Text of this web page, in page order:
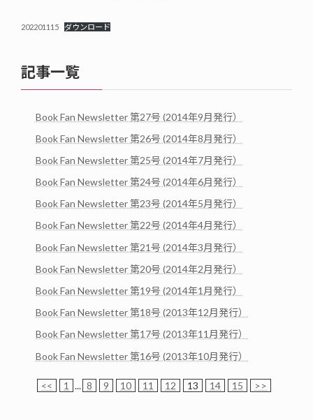
202201115 ダウンロード
記事一覧
Book Fan Newsletter 第27号 (2014年9月発行）
Book Fan Newsletter 第26号 (2014年8月発行）
Book Fan Newsletter 第25号 (2014年7月発行）
Book Fan Newsletter 第24号 (2014年6月発行）
Book Fan Newsletter 第23号 (2014年5月発行）
Book Fan Newsletter 第22号 (2014年4月発行）
Book Fan Newsletter 第21号 (2014年3月発行）
Book Fan Newsletter 第20号 (2014年2月発行）
Book Fan Newsletter 第19号 (2014年1月発行）
Book Fan Newsletter 第18号 (2013年12月発行）
Book Fan Newsletter 第17号 (2013年11月発行）
Book Fan Newsletter 第16号 (2013年10月発行）
<< 1 ... 8 9 10 11 12 13 14 15 >>